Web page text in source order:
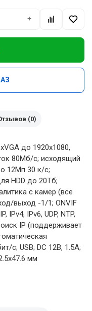
+
(0)
до 1920х1080,
80Мб/с; исходящий
12Мп 30 к/с;
HDD до 20Тб;
с камер (все
выход -1/1; ONVIF
IPv4, IPv6, UDP, NTP,
IP (поддерживает
с; USB; DC 12В, 1.5А;
мм